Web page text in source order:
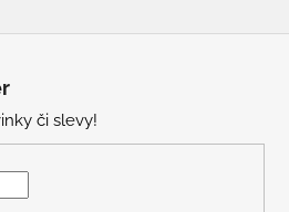
či slevy!